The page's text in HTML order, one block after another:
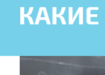
КАКИЕ